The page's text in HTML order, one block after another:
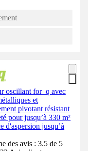
oscillant for_q avec
et
pivotant résistant
pour jusqu’à 330 m²
d'aspersion jusqu’à
des avis : 3.5 de 5